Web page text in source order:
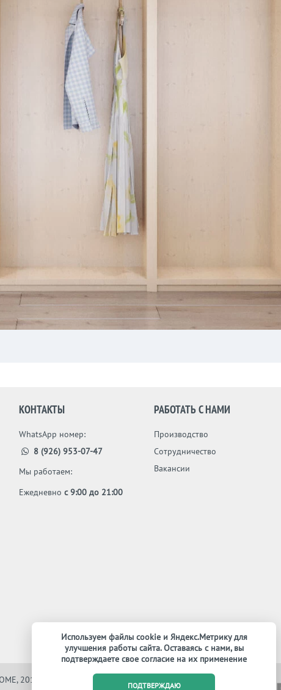
КОНТАКТЫ
WhatsApp номер:
8 (926) 953-07-47
Мы работаем:
Ежедневнос 9:00 до 21:00
РАБОТАТЬ С НАМИ
Производство
Сотрудничество
Вакансии
2012-2026. Все права защищены
Используем файлы cookie и Яндекс.Метрику для
улучшения работы сайта. Оставаясь с нами, вы
подтверждаете свое согласие на их применение
ПОДТВЕРЖДАЮ